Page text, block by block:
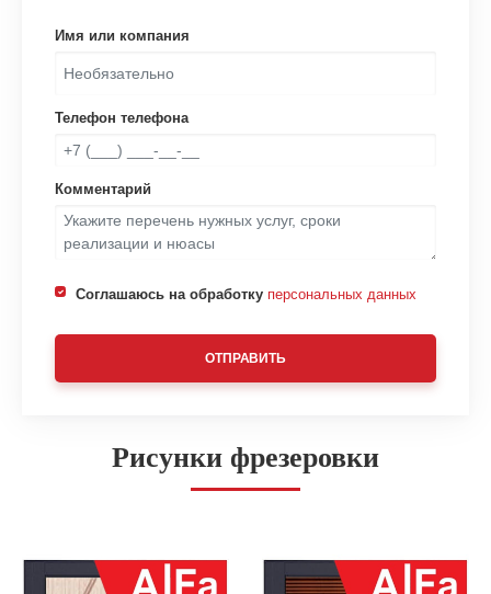
Имя или компания
Телефон телефона
Комментарий
Соглашаюсь на обработку персональных данных
ОТПРАВИТЬ
Рисунки фрезеровки